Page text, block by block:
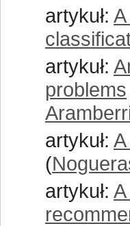
artykuł:
artykuł:
problems
artykuł:
(
artykuł: